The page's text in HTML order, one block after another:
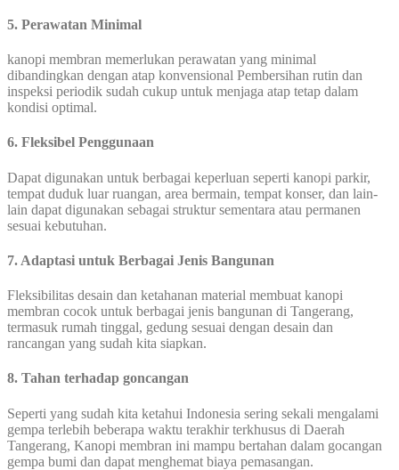
5. Perawatan Minimal
kanopi membran memerlukan perawatan yang minimal
dibandingkan dengan atap konvensional Pembersihan rutin dan
inspeksi periodik sudah cukup untuk menjaga atap tetap dalam
kondisi optimal.
6. Fleksibel Penggunaan
Dapat digunakan untuk berbagai keperluan seperti kanopi parkir,
tempat duduk luar ruangan, area bermain, tempat konser, dan lain-
lain dapat digunakan sebagai struktur sementara atau permanen
sesuai kebutuhan.
7. Adaptasi untuk Berbagai Jenis Bangunan
Fleksibilitas desain dan ketahanan material membuat kanopi
membran cocok untuk berbagai jenis bangunan di Tangerang,
termasuk rumah tinggal, gedung sesuai dengan desain dan
rancangan yang sudah kita siapkan.
8. Tahan terhadap goncangan
Seperti yang sudah kita ketahui Indonesia sering sekali mengalami
gempa terlebih beberapa waktu terakhir terkhusus di Daerah
Tangerang, Kanopi membran ini mampu bertahan dalam gocangan
gempa bumi dan dapat menghemat biaya pemasangan.